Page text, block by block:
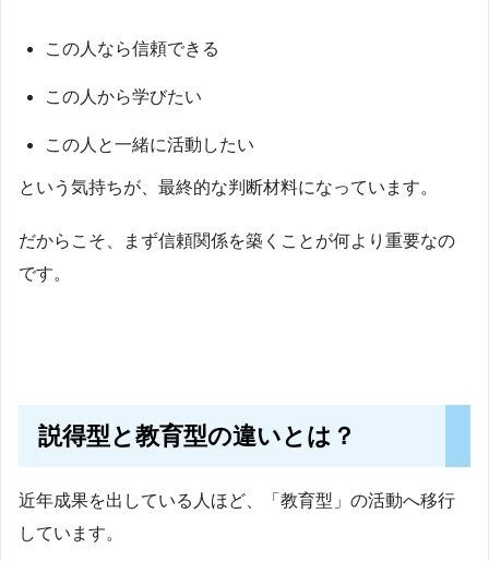
この人なら信頼できる
この人から学びたい
この人と一緒に活動したい
という気持ちが、最終的な判断材料になっています。
だからこそ、まず信頼関係を築くことが何より重要なの
です。
説得型と教育型の違いとは？
近年成果を出している人ほど、「教育型」の活動へ移行
しています。